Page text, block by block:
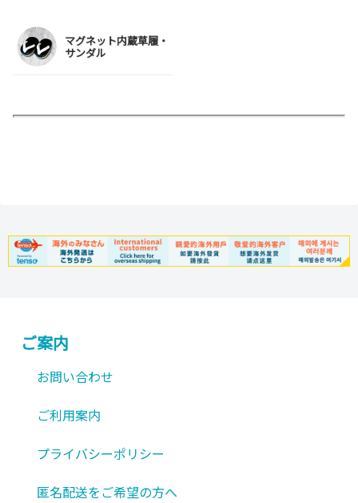
マグネット内蔵草履・
サンダル
ご案内
お問い合わせ
ご利用案内
プライバシーポリシー
匿名配送をご希望の方へ